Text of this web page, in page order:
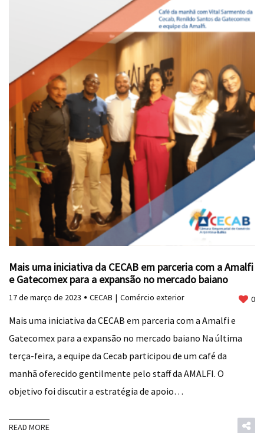
Mais uma iniciativa da CECAB em parceria com a Amalfi
e Gatecomex para a expansão no mercado baiano
17 de março de 2023 CECAB Comércio exterior 0
Mais uma iniciativa da CECAB em parceria com a Amalfi e
Gatecomex para a expansão no mercado baiano Na última
terça-feira, a equipe da Cecab participou de um café da
manhã oferecido gentilmente pelo staff da AMALFI. O
objetivo foi discutir a estratégia de apoio…
READ MORE